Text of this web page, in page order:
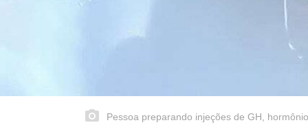
Pessoa preparando injeções de GH,